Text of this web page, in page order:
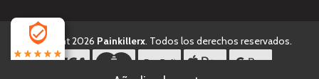
Copyright 2026 Painkillerx. Todos los derechos reservados.